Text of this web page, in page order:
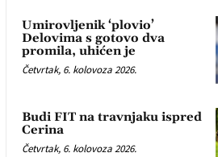
Umirovljenik ‘plovio’
Delovima s gotovo dva
promila, uhićen je
Četvrtak, 6. kolovoza 2026.
Budi FIT na travnjaku ispred
Cerina
Četvrtak, 6. kolovoza 2026.